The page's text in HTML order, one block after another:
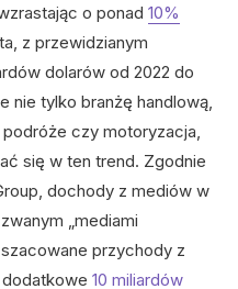
o ponad 10%
z przewidzianym
dolarów od 2022 do
nie tylko branżę handlową,
czy motoryzacja,
się w ten trend. Zgodnie
dochody z mediów w
„mediami
przychody z
10 miliardów